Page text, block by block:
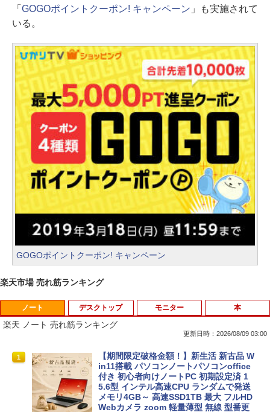
「 GOGOポイントクーポン! キャンペーン 」も実施されて
いる。
GOGOポイントクーポン! キャンペーン
楽天市場 売れ筋ランキング
ノート
楽天 ノート 売れ筋ランキング
更新日時：2026/08/09 03:00
1
【期間限定破格金額！】新生活 新古品 W
in11搭載 パソコンノートパソコンoffice
付き 初心者向けノートPC 初期設定済 1
5.6型 インテル高速CPU ランダムで発送
メモリ4GB～ 高速SSD1TB 最大 フルHD
Webカメラ zoom 軽量薄型 無線 型番更
デスクトップ モニター 本